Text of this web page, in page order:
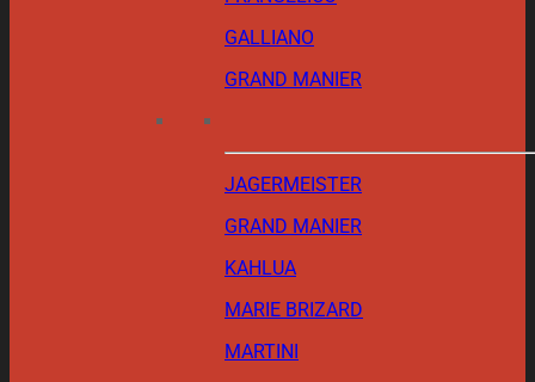
GALLIANO
GRAND MANIER
JAGERMEISTER
GRAND MANIER
KAHLUA
MARIE BRIZARD
MARTINI